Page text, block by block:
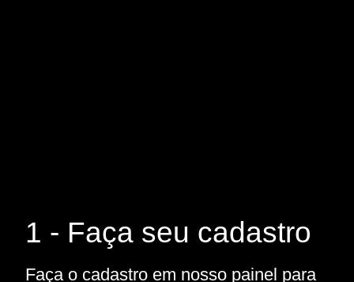
1 - Faça seu cadastro
Faça o cadastro em nosso painel para